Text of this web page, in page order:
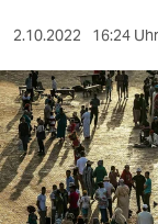
sport
berlin
nord
wahrheit
2.10.2022 16:24 Uhr